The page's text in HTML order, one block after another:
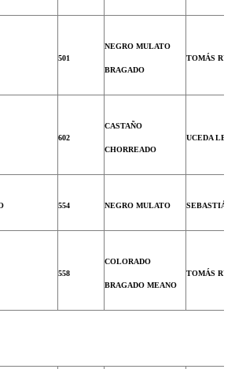
501
NEGRO MULATO
BRAGADO
TOMÁS
602
CASTAÑO
CHORREADO
UCEDA
554 NEGRO MULATO SEBASTIÁN
558
COLORADO
BRAGADO MEANO
TOMÁS